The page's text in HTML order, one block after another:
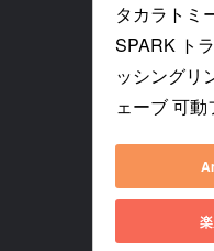
タカラトミ
SPARK ト
ッシングリ
ェーブ 可